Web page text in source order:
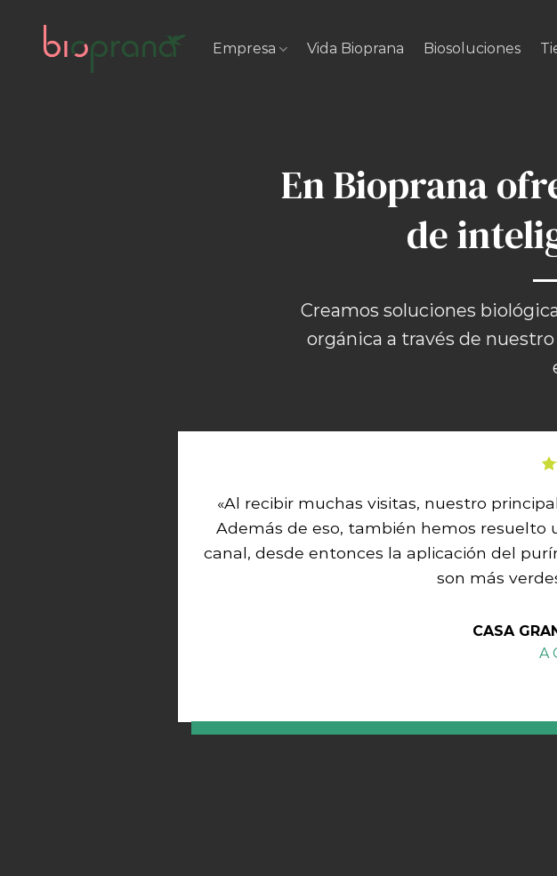
content
Empresa Vida Bioprana Biosoluciones
En Bioprana
de
Creamos soluciones
orgánica a través de
«Al recibir muchas visitas, nuestro
Además de eso, también hemos
canal, desde entonces la aplicación del
son más
CASA
A